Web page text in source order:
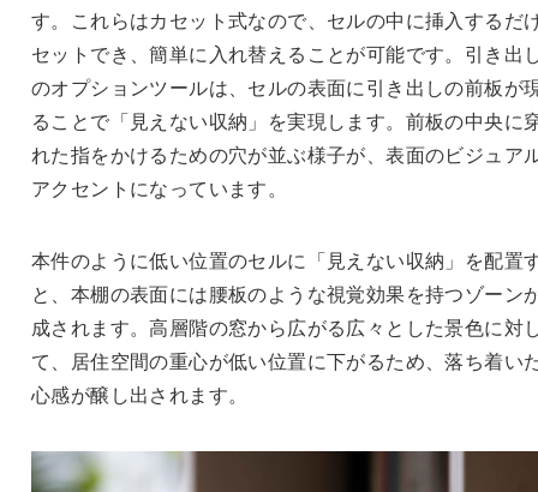
す。これらはカセット式なので、セルの中に挿入するだ
セットでき、簡単に入れ替えることが可能です。引き出
のオプションツールは、セルの表面に引き出しの前板が
ることで「見えない収納」を実現します。前板の中央に
れた指をかけるための穴が並ぶ様子が、表面のビジュア
アクセントになっています。
本件のように低い位置のセルに「見えない収納」を配置
と、本棚の表面には腰板のような視覚効果を持つゾーン
成されます。高層階の窓から広がる広々とした景色に対
て、居住空間の重心が低い位置に下がるため、落ち着い
心感が醸し出されます。